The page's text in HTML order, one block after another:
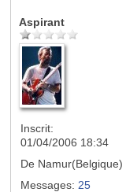
Aspirant
Inscrit:
01/04/2006 18:34
De Namur(Belgique)
Messages: 25